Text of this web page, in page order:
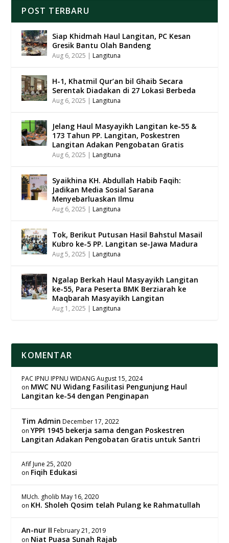
POST TERBARU
Siap Khidmah Haul Langitan, PC Kesan
Gresik Bantu Olah Bandeng
Aug 6, 2025 |Langituna
H-1, Khatmil Qur’an bil Ghaib Secara
Serentak Diadakan di 27 Lokasi Berbeda
Aug 6, 2025 |Langituna
Jelang Haul Masyayikh Langitan ke-55 &
173 Tahun PP. Langitan, Poskestren
Langitan Adakan Pengobatan Gratis
Aug 6, 2025 |Langituna
Syaikhina KH. Abdullah Habib Faqih:
Jadikan Media Sosial Sarana
Menyebarluaskan Ilmu
Aug 6, 2025 |Langituna
Tok, Berikut Putusan Hasil Bahstul Masail
Kubro ke-5 PP. Langitan se-Jawa Madura
Aug 5, 2025 |Langituna
Ngalap Berkah Haul Masyayikh Langitan
ke-55, Para Peserta BMK Berziarah ke
Maqbarah Masyayikh Langitan
Aug 1, 2025 |Langituna
KOMENTAR
PAC IPNU IPPNU WIDANG August 15, 2024
on MWC NU Widang Fasilitasi Pengunjung Haul
Langitan ke-54 dengan Penginapan
Tim Admin December 17, 2022
onYPPI 1945 bekerja sama dengan Poskestren
Langitan Adakan Pengobatan Gratis untuk Santri
Afif June 25, 2020
on Fiqih Edukasi
MUch. gholib May 16, 2020
on KH. Sholeh Qosim telah Pulang ke Rahmatullah
An-nur II February 21, 2019
on Niat Puasa Sunah Rajab